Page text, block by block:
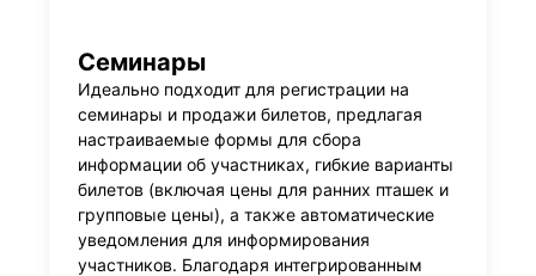
Семинары
Идеально подходит для регистрации на
семинары и продажи билетов, предлагая
настраиваемые формы для сбора
информации об участниках, гибкие варианты
билетов (включая цены для ранних пташек и
групповые цены), а также автоматические
уведомления для информирования
участников. Благодаря интегрированным